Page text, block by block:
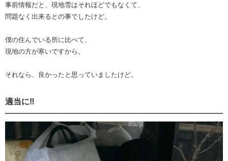
事前情報だと、現地雪はそれほどでもなくて、
問題なく出来るとの事でしたけど。
僕の住んでいる所に比べて、
現地の方が寒いですから。
それなら、良かったと思っていましたけど。
適当に‼️